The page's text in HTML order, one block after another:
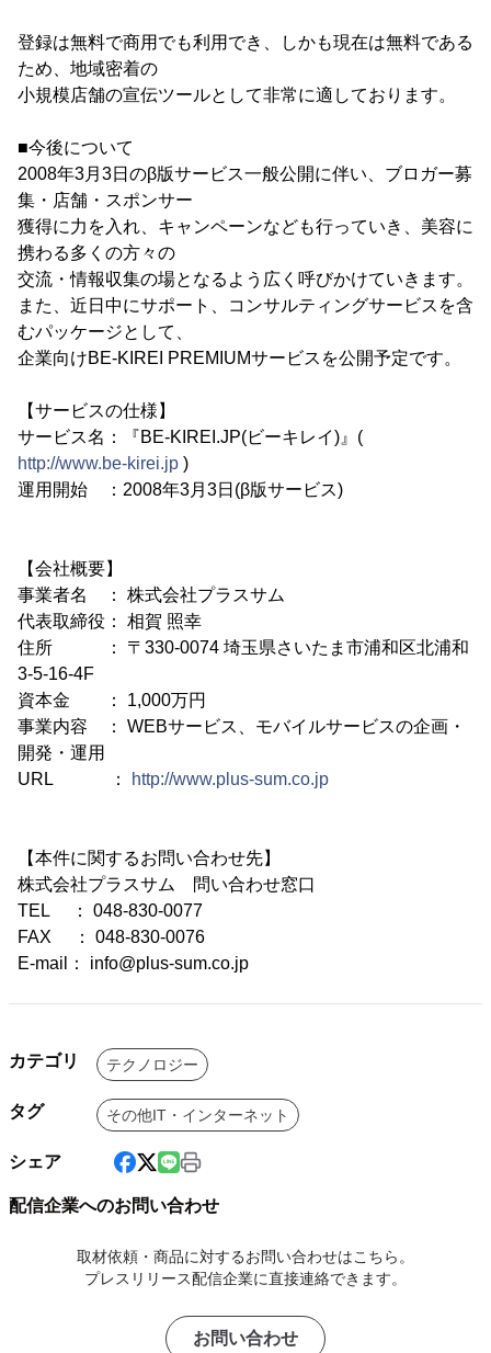
登録は無料で商用でも利用でき、しかも現在は無料である
ため、地域密着の
小規模店舗の宣伝ツールとして非常に適しております。
■今後について
2008年3月3日のβ版サービス一般公開に伴い、ブロガー募
集・店舗・スポンサー
獲得に力を入れ、キャンペーンなども行っていき、美容に
携わる多くの方々の
交流・情報収集の場となるよう広く呼びかけていきます。
また、近日中にサポート、コンサルティングサービスを含
むパッケージとして、
企業向けBE-KIREI PREMIUMサービスを公開予定です。
【サービスの仕様】
サービス名：『BE-KIREI.JP(ビーキレイ)』(
http://www.be-kirei.jp )
運用開始 ：2008年3月3日(β版サービス)
【会社概要】
事業者名 ： 株式会社プラスサム
代表取締役： 相賀 照幸
住所 ： 〒330-0074 埼玉県さいたま市浦和区北浦和
3-5-16-4F
資本金 ： 1,000万円
事業内容 ： WEBサービス、モバイルサービスの企画・
開発・運用
URL ：
http://www.plus-sum.co.jp
【本件に関するお問い合わせ先】
株式会社プラスサム 問い合わせ窓口
TEL ： 048-830-0077
FAX ： 048-830-0076
E-mail： info@plus-sum.co.jp
カテゴリ テクノロジー
タグ その他IT・インターネット
シェア
配信企業へのお問い合わせ
取材依頼・商品に対するお問い合わせはこちら。
プレスリリース配信企業に直接連絡できます。
お問い合わせ